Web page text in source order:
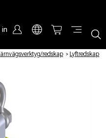
redskap / Lyftredskap